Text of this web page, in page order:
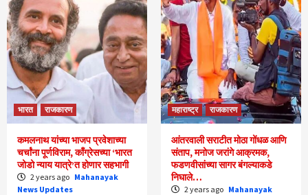
भारत राजकारण
कमलनाथ यांच्या भाजप प्रवेशाच्या
चर्चांना पूर्णविराम, काँग्रेसच्या ‘भारत
जोडो न्याय यात्रे’त होणार सहभागी
2 years ago Mahanayak
News Updates
महाराष्ट्र राजकारण
आंतरवाली सराटीत मोठा गोंधळ आणि
संताप, मनोज जरांगे आक्रमक,
फडणवीसांच्या सागर बंगल्याकडे
निघाले…
2 years ago Mahanayak